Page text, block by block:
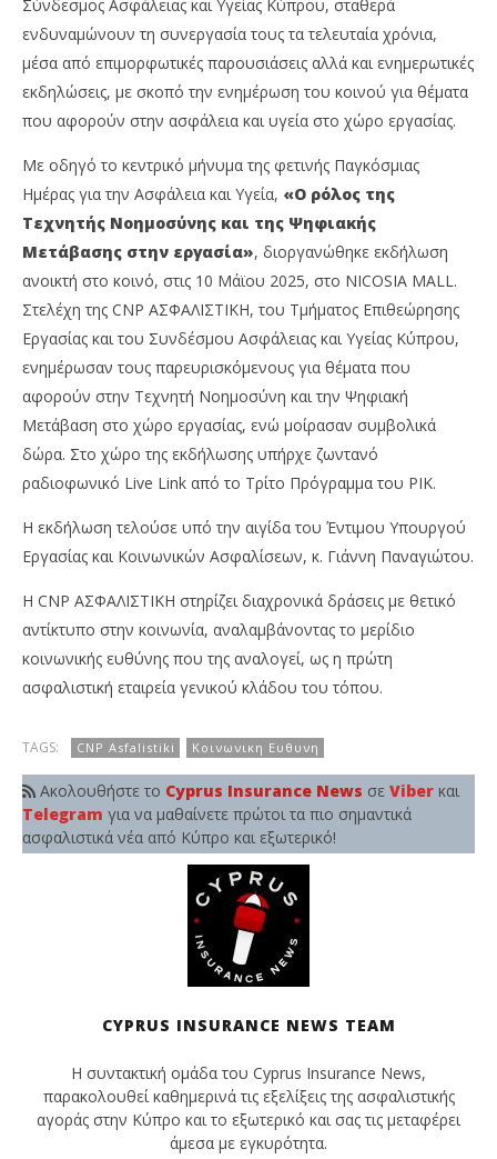
Σύνδεσμος Ασφάλειας και Υγείας Κύπρου, σταθερά
ενδυναμώνουν τη συνεργασία τους τα τελευταία χρόνια,
μέσα από επιμορφωτικές παρουσιάσεις αλλά και ενημερωτικές
εκδηλώσεις, με σκοπό την ενημέρωση του κοινού για θέματα
που αφορούν στην ασφάλεια και υγεία στο χώρο εργασίας.
Με οδηγό το κεντρικό μήνυμα της φετινής Παγκόσμιας
Ημέρας για την Ασφάλεια και Υγεία, «Ο ρόλος της
Τεχνητής Νοημοσύνης και της Ψηφιακής
Μετάβασης στην εργασία», διοργανώθηκε εκδήλωση
ανοικτή στο κοινό, στις 10 Μάϊου 2025, στο NICOSIA MALL.
Στελέχη της CNP ΑΣΦΑΛΙΣΤΙΚΗ, του Τμήματος Επιθεώρησης
Εργασίας και του Συνδέσμου Ασφάλειας και Υγείας Κύπρου,
ενημέρωσαν τους παρευρισκόμενους για θέματα που
αφορούν στην Τεχνητή Νοημοσύνη και την Ψηφιακή
Μετάβαση στο χώρο εργασίας, ενώ μοίρασαν συμβολικά
δώρα. Στο χώρο της εκδήλωσης υπήρχε ζωντανό
ραδιοφωνικό Live Link από το Τρίτο Πρόγραμμα του ΡΙΚ.
Η εκδήλωση τελούσε υπό την αιγίδα του Έντιμου Υπουργού
Εργασίας και Κοινωνικών Ασφαλίσεων, κ. Γιάννη Παναγιώτου.
Η CNP ΑΣΦΑΛΙΣΤΙΚΗ στηρίζει διαχρονικά δράσεις με θετικό
αντίκτυπο στην κοινωνία, αναλαμβάνοντας το μερίδιο
κοινωνικής ευθύνης που της αναλογεί, ως η πρώτη
ασφαλιστική εταιρεία γενικού κλάδου του τόπου.
TAGS: CNP Asfalistiki Κοινωνικη Ευθυνη
Ακολουθήστε το Cyprus Insurance News σε Viber και
Telegram για να μαθαίνετε πρώτοι τα πιο σημαντικά
ασφαλιστικά νέα από Κύπρο και εξωτερικό!
CYPRUS INSURANCE NEWS TEAM
Η συντακτική ομάδα του Cyprus Insurance News,
παρακολουθεί καθημερινά τις εξελίξεις της ασφαλιστικής
αγοράς στην Κύπρο και το εξωτερικό και σας τις μεταφέρει
άμεσα με εγκυρότητα.